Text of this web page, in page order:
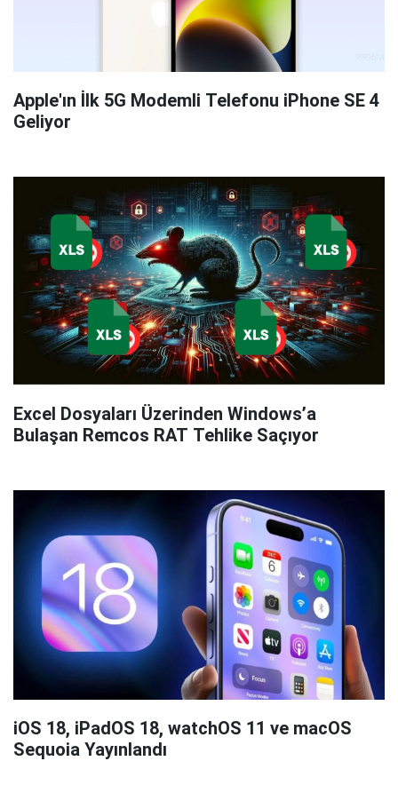
Apple'ın İlk 5G Modemli Telefonu iPhone SE 4
Geliyor
Excel Dosyaları Üzerinden Windows’a
Bulaşan Remcos RAT Tehlike Saçıyor
iOS 18, iPadOS 18, watchOS 11 ve macOS
Sequoia Yayınlandı